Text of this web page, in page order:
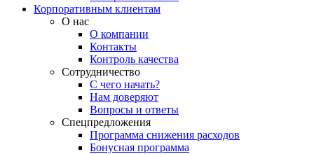
Корпоративным клиентам
О нас
О компании
Контакты
Контроль качества
Сотрудничество
С чего начать?
Нам доверяют
Вопросы и ответы
Спецпредложения
Программа снижения расходов
Бонусная программа